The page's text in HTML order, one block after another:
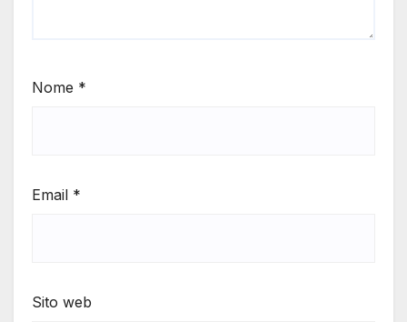
Nome *
Email *
Sito web